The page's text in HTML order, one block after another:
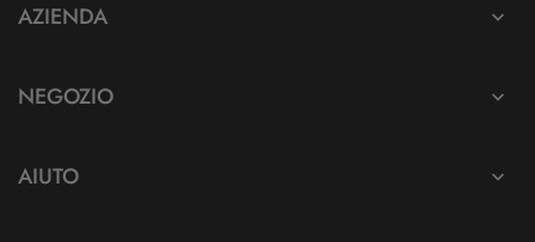
AZIENDA 
NEGOZIO 
AIUTO 